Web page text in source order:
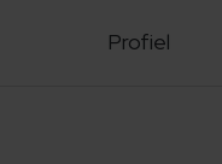
Profiel